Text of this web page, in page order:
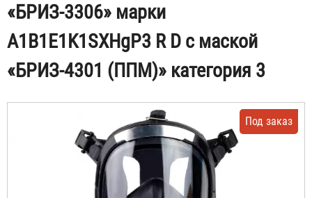
«БРИЗ-3306» марки
A1B1E1K1SXHgP3 R D с маской
«БРИЗ-4301 (ППМ)» категория 3
Под заказ